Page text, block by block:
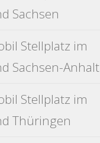
Sachsen
Stellplatz im
Sachsen-Anhalt
Stellplatz im
Thüringen